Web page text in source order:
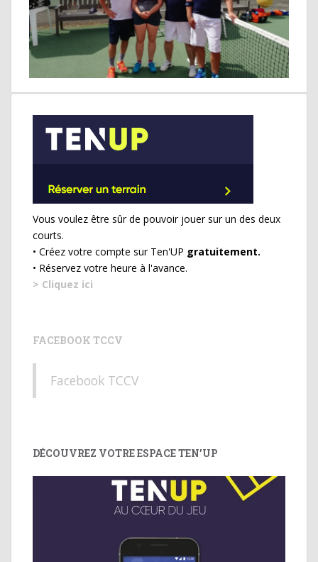
Vous voulez être sûr de pouvoir jouer sur un des deux
courts.
• Créez votre compte sur Ten'UP gratuitement.
• Réservez votre heure à l'avance.
> Cliquez ici
FACEBOOK TCCV
Facebook TCCV
DÉCOUVREZ VOTRE ESPACE TEN’UP